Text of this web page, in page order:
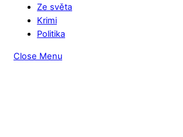
Ze světa
Krimi
Politika
Close Menu